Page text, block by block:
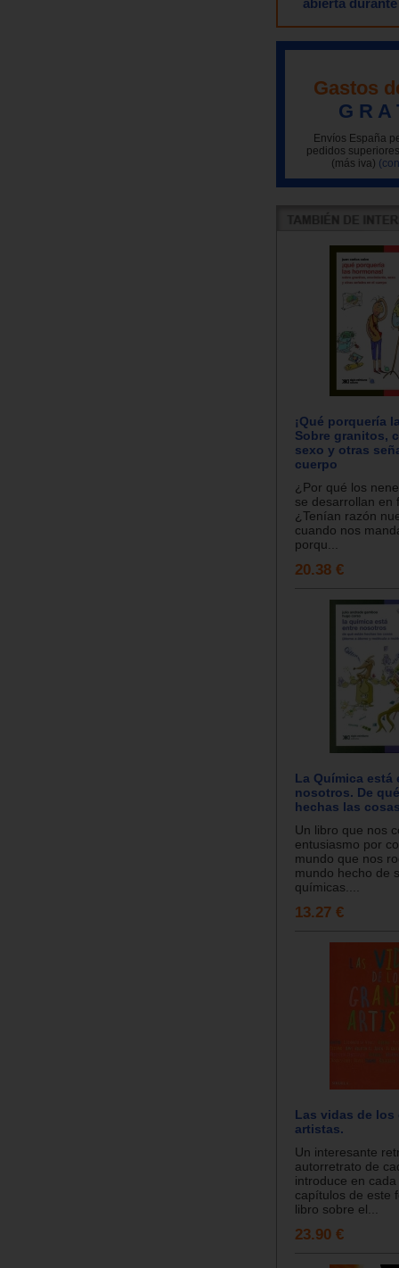
abierta
Gastos
G R A
Envíos España
pedidos
(más iva)
¡Qué porquería
Sobre granitos,
sexo y otras
cuerpo
¿Por qué los
se desarrollan en
¿Tenían razón
cuando nos
porqu...
20.38 €
La Química está
nosotros. De
hechas las
Un libro que nos
entusiasmo por
mundo que nos
mundo hecho de
químicas....
13.27 €
Las vidas de los
artistas.
Un interesante
autorretrato de
introduce en
capítulos de este
libro sobre el...
23.90 €